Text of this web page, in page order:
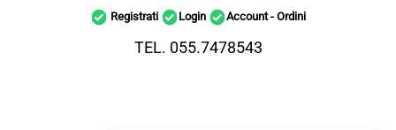
Registrati Login Account - Ordini
TEL. 055.7478543